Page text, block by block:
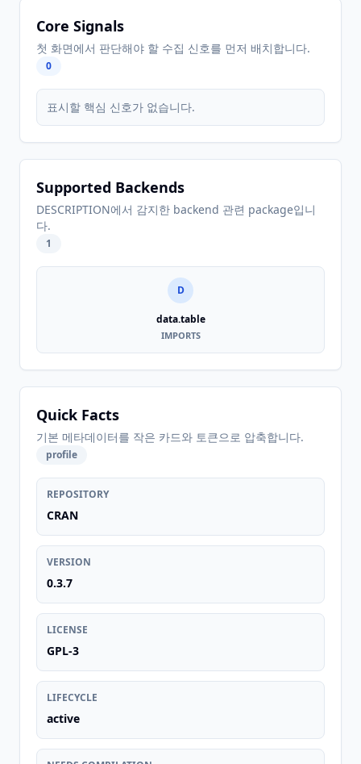
Core Signals
첫 화면에서 판단해야 할 수집 신호를 먼저 배치합니다.
0
표시할 핵심 신호가 없습니다.
Supported Backends
DESCRIPTION에서 감지한 backend 관련 package입니
다.
1
D
data.table
IMPORTS
Quick Facts
기본 메타데이터를 작은 카드와 토큰으로 압축합니다.
profile
REPOSITORY
CRAN
VERSION
0.3.7
LICENSE
GPL-3
LIFECYCLE
active